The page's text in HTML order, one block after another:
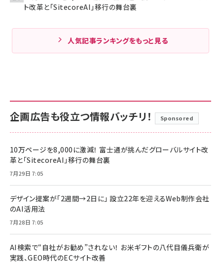
ト改革と「SitecoreAI」移行の舞台裏
人気記事ランキングをもっと見る
企画広告も役立つ情報バッチリ！ Sponsored
10万ページを8,000に激減！ 富士通が挑んだグローバルサイト改
革と「SitecoreAI」移行の舞台裏
7月29日 7:05
デザイン提案が「2週間→2日に」 設立22年を迎えるWeb制作会社
のAI活用法
7月28日 7:05
AI検索で“自社がお勧め”されない！ お米ギフトの八代目儀兵衛が
実践、GEO時代のECサイト改善